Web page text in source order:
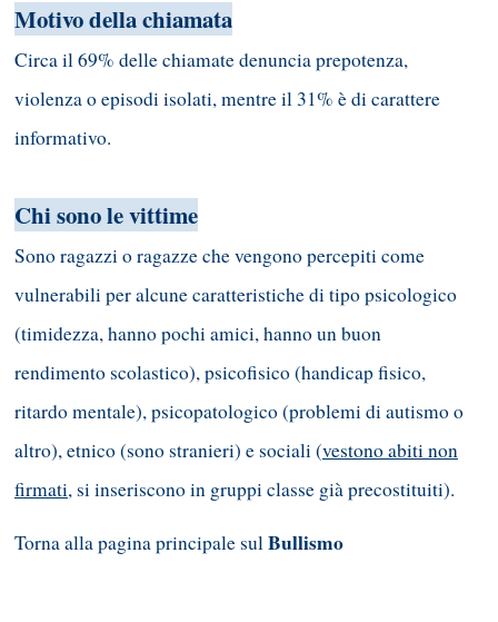
Motivo della chiamata
Circa il 69% delle chiamate denuncia prepotenza,
violenza o episodi isolati, mentre il 31% è di carattere
informativo.
Chi sono le vittime
Sono ragazzi o ragazze che vengono percepiti come
vulnerabili per alcune caratteristiche di tipo psicologico
(timidezza, hanno pochi amici, hanno un buon
rendimento scolastico), psicofisico (handicap fisico,
ritardo mentale), psicopatologico (problemi di autismo o
altro), etnico (sono stranieri) e sociali (vestono abiti non
firmati, si inseriscono in gruppi classe già precostituiti).
Torna alla pagina principale sulBullismo